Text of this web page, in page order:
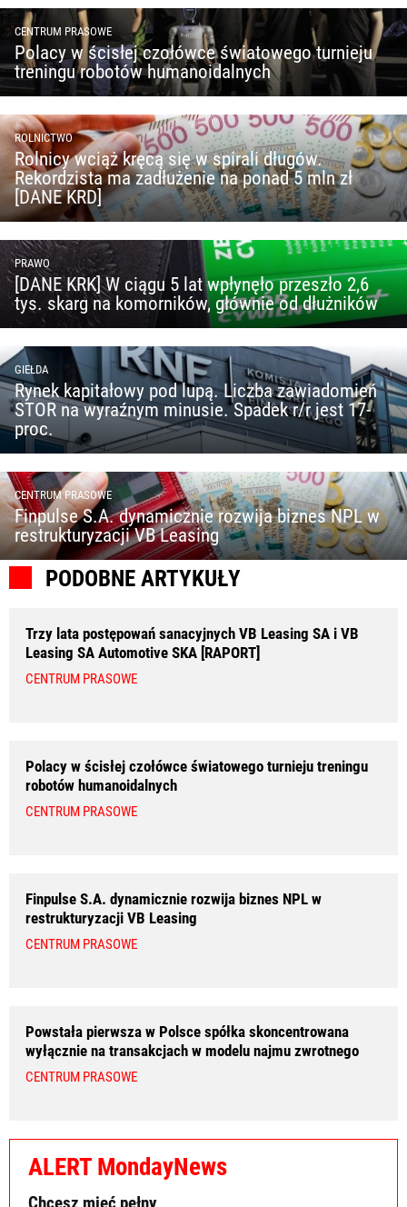
CENTRUM PRASOWE
Polacy w ścisłej czołówce światowego turnieju
treningu robotów humanoidalnych
ROLNICTWO
Rolnicy wciąż kręcą się w spirali długów.
Rekordzista ma zadłużenie na ponad 5 mln zł
[DANE KRD]
PRAWO
[DANE KRK] W ciągu 5 lat wpłynęło przeszło 2,6
tys. skarg na komorników, głównie od dłużników
GIEŁDA
Rynek kapitałowy pod lupą. Liczba zawiadomień
STOR na wyraźnym minusie. Spadek r/r jest 17-
proc.
CENTRUM PRASOWE
Finpulse S.A. dynamicznie rozwija biznes NPL w
restrukturyzacji VB Leasing
PODOBNE ARTYKUŁY
Trzy lata postępowań sanacyjnych VB Leasing SA i VB
Leasing SA Automotive SKA [RAPORT]
CENTRUM PRASOWE
Polacy w ścisłej czołówce światowego turnieju treningu
robotów humanoidalnych
CENTRUM PRASOWE
Finpulse S.A. dynamicznie rozwija biznes NPL w
restrukturyzacji VB Leasing
CENTRUM PRASOWE
Powstała pierwsza w Polsce spółka skoncentrowana
wyłącznie na transakcjach w modelu najmu zwrotnego
CENTRUM PRASOWE
ALERT MondayNews
Chcesz mieć pełny